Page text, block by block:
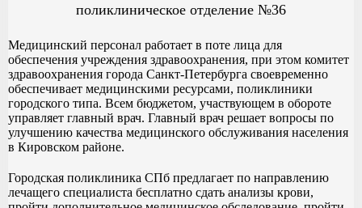
поликлиническое отделение №36
Медицинский персонал работает в поте лица для
обеспечения учреждения здравоохранения, при этом комитет
здравоохранения города Санкт-Петербурга своевременно
обеспечивает медицинскими ресурсами, поликлиники
городского типа. Всем бюджетом, участвующем в обороте
управляет главный врач. Главный врач решает вопросы по
улучшению качества медицинского обслуживания населения
в Кировском районе.
Городская поликлиника СПб предлагает по направлению
лечащего специалиста бесплатно сдать анализы крови,